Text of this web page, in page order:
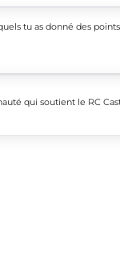
tu as donné des points
qui soutient le RC